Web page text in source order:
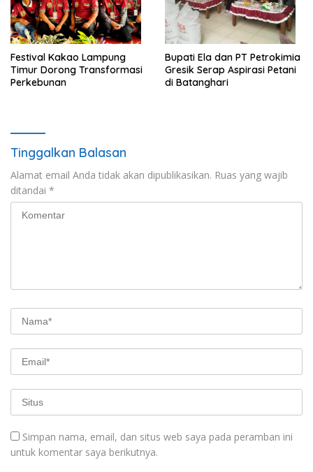
‎Festival Kakao Lampung
Timur Dorong Transformasi
Perkebunan
Bupati Ela dan PT Petrokimia
Gresik Serap Aspirasi Petani
di Batanghari
Tinggalkan Balasan
Alamat email Anda tidak akan dipublikasikan. Ruas yang wajib
ditandai *
Simpan nama, email, dan situs web saya pada peramban ini
untuk komentar saya berikutnya.